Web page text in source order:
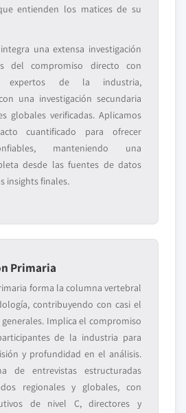
entienden los matices de su
una extensa investigación
del compromiso directo con
expertos de la industria,
una investigación secundaria
globales verificadas. Aplicamos
cuantificado para ofrecer
manteniendo una
desde las fuentes de datos
insights finales.
Primaria
forma la columna vertebral
contribuyendo con casi el
Implica el compromiso
de la industria para
y profundidad en el análisis.
de entrevistas estructuradas
regionales y globales, con
de nivel C, directores y